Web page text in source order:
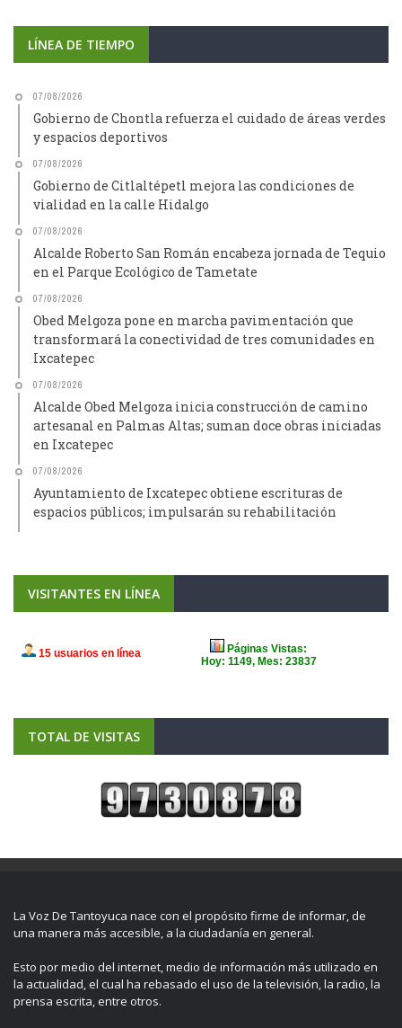
LÍNEA DE TIEMPO
07/08/2026
Gobierno de Chontla refuerza el cuidado de áreas verdes
y espacios deportivos
07/08/2026
Gobierno de Citlaltépetl mejora las condiciones de
vialidad en la calle Hidalgo
07/08/2026
Alcalde Roberto San Román encabeza jornada de Tequio
en el Parque Ecológico de Tametate
07/08/2026
Obed Melgoza pone en marcha pavimentación que
transformará la conectividad de tres comunidades en
Ixcatepec
07/08/2026
Alcalde Obed Melgoza inicia construcción de camino
artesanal en Palmas Altas; suman doce obras iniciadas
en Ixcatepec
07/08/2026
Ayuntamiento de Ixcatepec obtiene escrituras de
espacios públicos; impulsarán su rehabilitación
VISITANTES EN LÍNEA
TOTAL DE VISITAS
La Voz De Tantoyuca nace con el propósito firme de informar, de
una manera más accesible, a la ciudadanía en general.
Esto por medio del internet, medio de información más utilizado en
la actualidad, el cual ha rebasado el uso de la televisión, la radio, la
prensa escrita, entre otros.